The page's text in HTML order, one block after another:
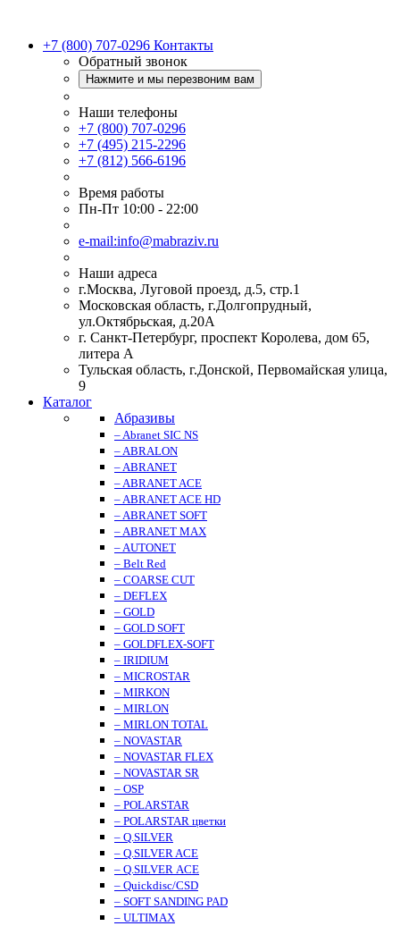
+7 (800) 707-0296 Контакты
Обратный звонок
Нажмите и мы перезвоним вам
Наши телефоны
+7 (800) 707-0296
+7 (495) 215-2296
+7 (812) 566-6196
Время работы
Пн-Пт 10:00 - 22:00
e-mail:info@mabraziv.ru
Наши адреса
г.Москва, Луговой проезд, д.5, стр.1
Московская область, г.Долгопрудный,
ул.Октябрьская, д.20А
г. Санкт-Петербург, проспект Королева, дом 65,
литера А
Тульская область, г.Донской, Первомайская улица,
9
Каталог
Абразивы
– Abranet SIC NS
– ABRALON
– ABRANET
– ABRANET ACE
– ABRANET ACE HD
– ABRANET SOFT
– ABRANET MAX
– AUTONET
– Belt Red
– COARSE CUT
– DEFLEX
– GOLD
– GOLD SOFT
– GOLDFLEX-SOFT
– IRIDIUM
– MICROSTAR
– MIRKON
– MIRLON
– MIRLON TOTAL
– NOVASTAR
– NOVASTAR FLEX
– NOVASTAR SR
– OSP
– POLARSTAR
– POLARSTAR цветки
– Q.SILVER
– Q.SILVER ACE
– Q.SILVER ACE
– Quickdisc/CSD
– SOFT SANDING PAD
– ULTIMAX